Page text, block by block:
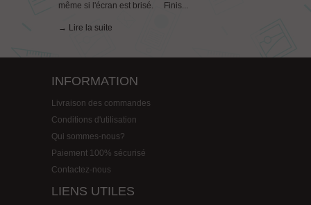
même si l'écran est brisé. Finis...
→ Lire la suite
INFORMATION
Livraison des commandes
Conditions d'utilisation
Qui sommes-nous?
Paiement 100% sécurisé
Contactez-nous
LIENS UTILES